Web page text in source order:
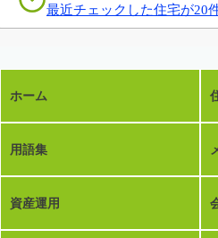
最近チェックした住宅が20
ホーム
用語集
資産運用